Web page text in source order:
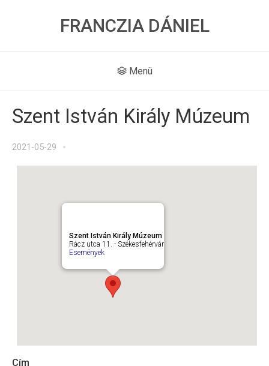
FRANCZIA DÁNIEL
Menü
Szent István Király Múzeum
2021-05-29
Szent István Király Múzeum
Rácz utca 11. - Székesfehérvár
Események
Cím